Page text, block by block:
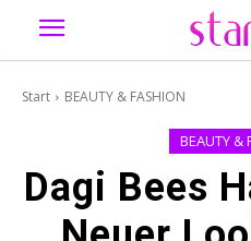
Start BEAUTY & FASHION
BEAUTY &
Dagi Bees